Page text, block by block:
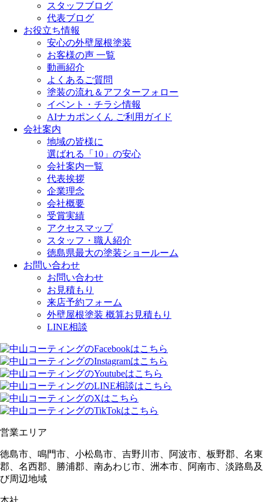
スタッフブログ
代表ブログ
お役立ち情報
安心の外壁屋根塗装
お客様の声 一覧
動画紹介
よくあるご質問
塗装の流れ＆アフターフォロー
イベント・チラシ情報
AIナカポンくん ご利用ガイド
会社案内
地域の皆様に
選ばれる「10」の安心
会社案内一覧
代表挨拶
企業理念
会社概要
受賞実績
アクセスマップ
スタッフ・職人紹介
徳島県最大の塗装ショールーム
お問い合わせ
お問い合わせ
お見積もり
来店予約フォーム
外壁屋根塗装 概算お見積もり
LINE相談
営業エリア
徳島市、鳴門市、小松島市、吉野川市、阿波市、板野郡、名東
郡、名西郡、勝浦郡、南あわじ市、洲本市、阿南市、淡路島及
び周辺地域